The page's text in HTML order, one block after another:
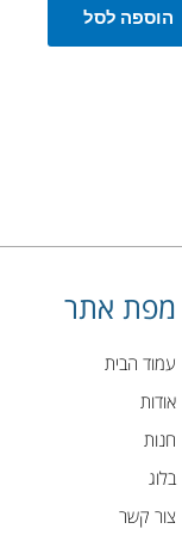
הוספה לסל
מפת אתר
עמוד הבית
אודות
חנות
בלוג
צור קשר